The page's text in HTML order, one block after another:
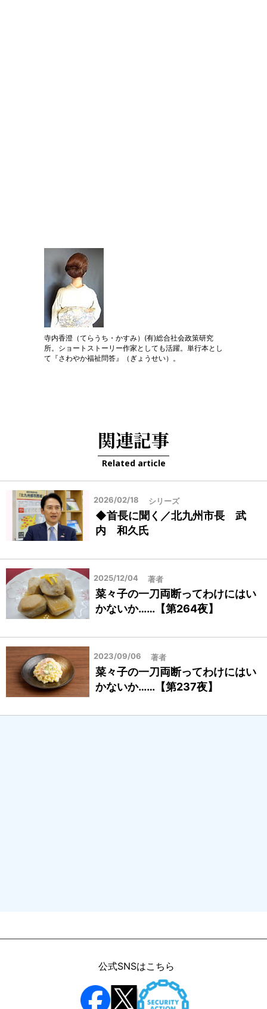
寺内香澄（てらうち・かすみ）(有)総合社会政策研究
所。ショートストーリー作家としても活躍。単行本とし
て『さわやか福祉問答』（ぎょうせい）。
関連記事
Related article
2026/02/18 シリーズ
◆首長に聞く／北九州市長 武
内 和久氏
2025/12/04 著者
菜々子の一刀両断ってわけにはい
かないか……【第264夜】
2023/09/06 著者
菜々子の一刀両断ってわけにはい
かないか……【第237夜】
公式SNSはこちら